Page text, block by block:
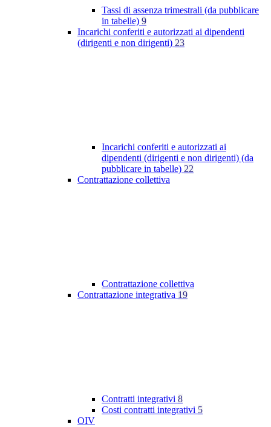
Tassi di assenza trimestrali (da pubblicare
in tabelle) 9
Incarichi conferiti e autorizzati ai dipendenti
(dirigenti e non dirigenti) 23
Incarichi conferiti e autorizzati ai
dipendenti (dirigenti e non dirigenti) (da
pubblicare in tabelle) 22
Contrattazione collettiva
Contrattazione collettiva
Contrattazione integrativa 19
Contratti integrativi 8
Costi contratti integrativi 5
OIV